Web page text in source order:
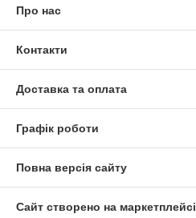
Про нас
Контакти
Доставка та оплата
Графік роботи
Повна версія сайту
Сайт створено на маркетплейсі